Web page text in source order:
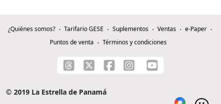
¿Quiénes somos? Tarifario GESE Suplementos Ventas
e-Paper
Puntos de venta
Términos y condiciones
© 2019 La Estrella de Panamá